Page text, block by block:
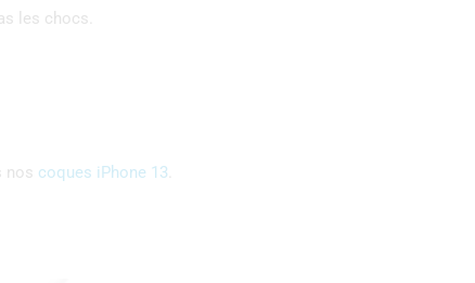
les chocs.
nos coques iPhone 13